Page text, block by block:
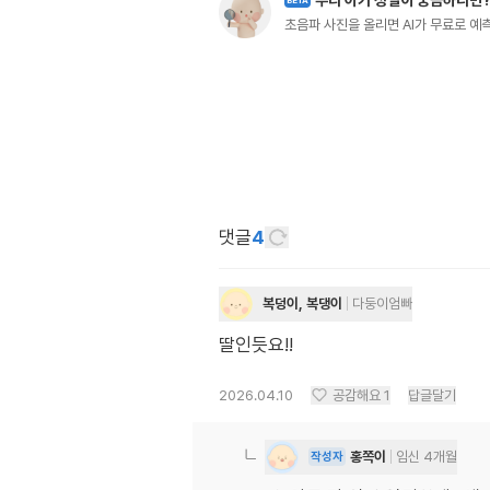
초음파 사진을 올리면 AI가 무료로 예
댓글4
복덩이, 복댕이 다둥이엄빠
딸인듯요!!
2026.04.10 공감해요 1 답글달기
작성자 홍쪽이 임신 4개월